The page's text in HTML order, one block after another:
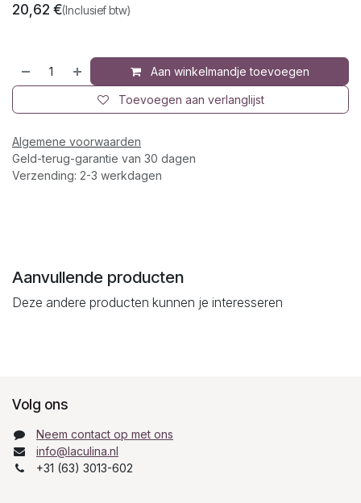
20,62 €(Inclusief btw)
Aan winkelmandje toevoegen
Toevoegen aan verlanglijst
Algemene voorwaarden
Geld-terug-garantie van 30 dagen
Verzending: 2-3 werkdagen
Aanvullende producten
Deze andere producten kunnen je interesseren
Volg ons
Neem contact op met ons
info@laculina.nl
+31 (63) 3013-602